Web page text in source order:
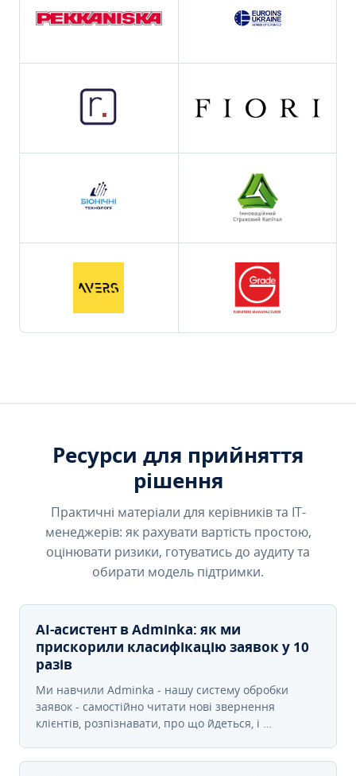
Ресурси для прийняття
рішення
Практичні матеріали для керівників та IT-
менеджерів: як рахувати вартість простою,
оцінювати ризики, готуватись до аудиту та
обирати модель підтримки.
AI-асистент в Adminka: як ми
прискорили класифікацію заявок у 10
разів
Ми навчили Adminka - нашу систему обробки
заявок - самостійно читати нові звернення
клієнтів, розпізнавати, про що йдеться, і …